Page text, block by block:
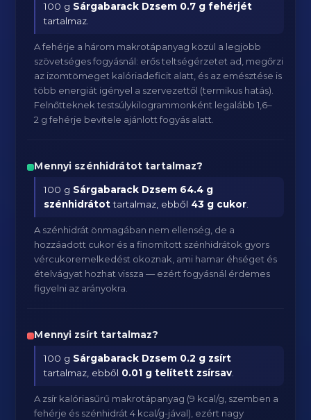
100 g Sárgabarack Dzsem 0.7 g fehérjét
tartalmaz.
A fehérje a három makrotápanyag közül a legjobb
szövetséges fogyásnál: erős teltségérzetet ad, megőrzi
az izomtömeget kalóriadeficit alatt, és az emésztése is
több energiát igényel a szervezettől (termikus hatás).
Felnőtteknek testsúlykilogrammonként legalább 1,6–
2 g fehérje bevitele ajánlott fogyás alatt.
Mennyi szénhidrátot tartalmaz?
100 g Sárgabarack Dzsem 64.4 g
szénhidrátottartalmaz, ebből 43 g cukor
A szénhidrát önmagában nem ellenség, de a
hozzáadott cukor és a finomított szénhidrátok gyors
vércukoremelkedést okoznak, ami hamar éhséget és
ételvágyat hozhat vissza — ezért fogyásnál érdemes
figyelni az arányokra.
Mennyi zsírt tartalmaz?
100 g Sárgabarack Dzsem 0.2 g zsírt
tartalmaz, ebből 0.01 g telített zsírsav
A zsír kalóriasűrű makrotápanyag (9 kcal/g, szemben a
fehérje és szénhidrát 4 kcal/g-jával), ezért nagy